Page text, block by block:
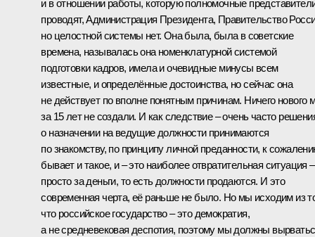
и в отношении работы, которую полномочные
проводят, Администрация Президента, Правительство
но целостной системы нет. Она была, была в советские
времена, называлась она номенклатурной системой
подготовки кадров, имела и очевидные минусы всем
известные, и определённые достоинства, но сейчас она
не действует по вполне понятным причинам. Ничего нового
за 15 лет не создали. И как следствие – очень часто
о назначении на ведущие должности принимаются
по знакомству, по принципу личной преданности, к
бывает и такое, и – это наиболее отвратительная ситуация –
просто за деньги, то есть должности продаются. И это
современная черта, её раньше не было. Но мы исходим из
что российское государство – это демократия,
а не средневековая деспотия, поэтому мы должны